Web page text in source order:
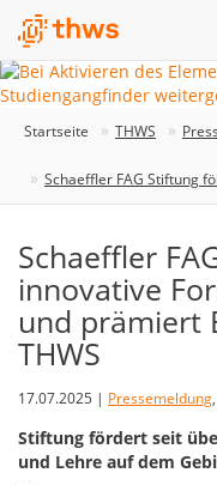
Startseite THWS
Schaeffler FAG Stiftung
Schaeffler
innovative
und prämiert
THWS
17.07.2025 | Pressemeldung,
Stiftung fördert seit
und Lehre auf dem